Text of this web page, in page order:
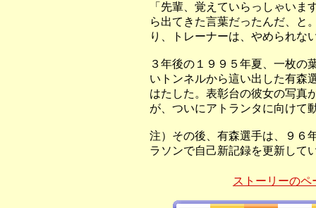
「先輩、覚えていらっしゃい
ら出てきた言葉だったんだ、と
り、トレーナーは、やめられな
３年後の１９９５年夏、一枚の
いトンネルから這い出した有森
はたした。表彰台の彼女の写真
が、ついにアトランタに向けて
注）その後、有森選手は、９６
ラソンで自己新記録を更新して
ストーリーのペ